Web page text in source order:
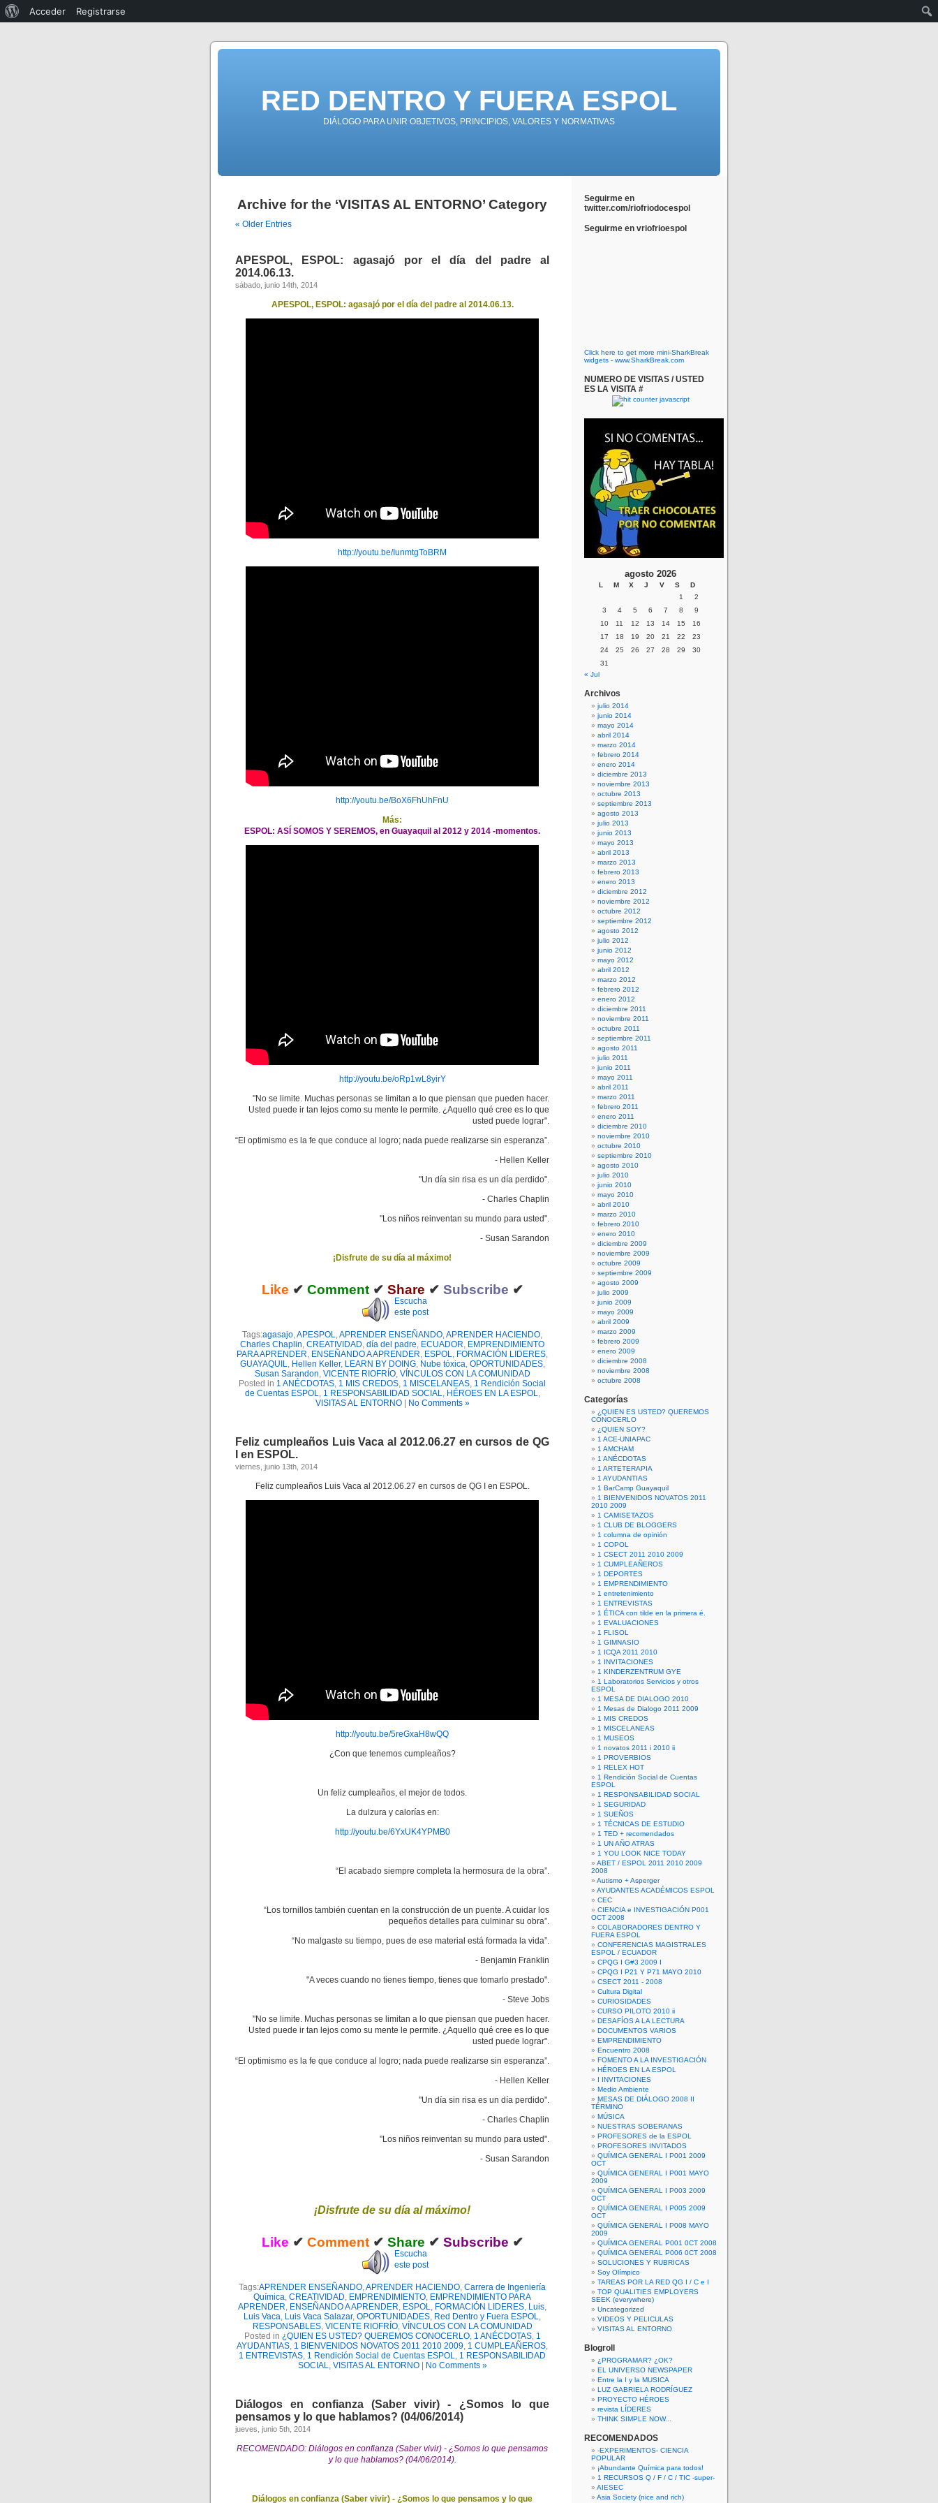
RED DENTRO Y FUERA ESPOL
DIÁLOGO PARA UNIR OBJETIVOS, PRINCIPIOS, VALORES Y NORMATIVAS
Archive for the ‘VISITAS AL ENTORNO’ Category
« Older Entries
APESPOL, ESPOL: agasajó por el día del padre al
2014.06.13.
sábado, junio 14th, 2014
APESPOL, ESPOL: agasajó por el día del padre al 2014.06.13.
http://youtu.be/IunmtgToBRM
http://youtu.be/BoX6FhUhFnU
Más:
ESPOL: ASÍ SOMOS Y SEREMOS, en Guayaquil al 2012 y 2014 -momentos.
http://youtu.be/oRp1wL8yirY
"No se limite. Muchas personas se limitan a lo que piensan que pueden hacer.
Usted puede ir tan lejos como su mente le permite. ¿Aquello qué cree es lo que
usted puede lograr".
“El optimismo es la fe que conduce al logro; nada puede realizarse sin esperanza”.
- Hellen Keller
"Un día sin risa es un día perdido".
- Charles Chaplin
"Los niños reinventan su mundo para usted".
- Susan Sarandon
¡Disfrute de su día al máximo!
Like ✔ Comment✔ Share ✔ Subscribe ✔
Escucha
este post
Tags:agasajo,APESPOL,APRENDER ENSEÑANDO,APRENDER HACIENDO,
Charles Chaplin, CREATIVIDAD, día del padre, ECUADOR, EMPRENDIMIENTO
PARA APRENDER, ENSEÑANDO A APRENDER, ESPOL, FORMACIÓN LIDERES,
GUAYAQUIL, Hellen Keller, LEARN BY DOING, Nube tóxica, OPORTUNIDADES,
Susan Sarandon, VICENTE RIOFRÍO, VÍNCULOS CON LA COMUNIDAD
Posted in 1 ANÉCDOTAS, 1 MIS CREDOS, 1 MISCELANEAS, 1 Rendición Social
de Cuentas ESPOL, 1 RESPONSABILIDAD SOCIAL, HÉROES EN LA ESPOL,
VISITAS AL ENTORNO| No Comments »
Feliz cumpleaños Luis Vaca al 2012.06.27 en cursos de QG
I en ESPOL.
viernes, junio 13th, 2014
Feliz cumpleaños Luis Vaca al 2012.06.27 en cursos de QG I en ESPOL.
http://youtu.be/5reGxaH8wQQ
¿Con que tenemos cumpleaños?
Un feliz cumpleaños, el mejor de todos.
La dulzura y calorías en:
http://youtu.be/6YxUK4YPMB0
“El acabado siempre completa la hermosura de la obra”.
“Los tornillos también cuentan en la construcción de un puente. A cuidar los
pequeños detalles para culminar su obra”.
“No malgaste su tiempo, pues de ese material está formada la vida”.
- Benjamin Franklin
"A veces cuando no tienes tiempo, tienes que tomarlo prestado".
- Steve Jobs
"No se limite. Muchas personas se limitan a lo que piensan que pueden hacer.
Usted puede ir tan lejos como su mente le permite. ¿Aquello qué cree es lo que
usted puede lograr".
“El optimismo es la fe que conduce al logro; nada puede realizarse sin esperanza”.
- Hellen Keller
"Un día sin risa es un día perdido".
- Charles Chaplin
"Los niños reinventan su mundo para usted".
- Susan Sarandon
¡Disfrute de su día al máximo!
Like ✔ Comment✔ Share ✔ Subscribe ✔
Escucha
este post
Tags:APRENDER ENSEÑANDO,APRENDER HACIENDO, Carrera de Ingeniería
Química, CREATIVIDAD, EMPRENDIMIENTO, EMPRENDIMIENTO PARA
APRENDER, ENSEÑANDO A APRENDER, ESPOL, FORMACIÓN LIDERES, Luis,
Luis Vaca, Luis Vaca Salazar, OPORTUNIDADES, Red Dentro y Fuera ESPOL,
RESPONSABLES, VICENTE RIOFRÍO, VÍNCULOS CON LA COMUNIDAD
Posted in ¿QUIEN ES USTED? QUEREMOS CONOCERLO, 1 ANÉCDOTAS, 1
AYUDANTIAS, 1 BIENVENIDOS NOVATOS 2011 2010 2009, 1 CUMPLEAÑEROS,
1 ENTREVISTAS, 1 Rendición Social de Cuentas ESPOL, 1 RESPONSABILIDAD
SOCIAL, VISITAS AL ENTORNO| No Comments »
Diálogos en confianza (Saber vivir) - ¿Somos lo que
pensamos y lo que hablamos? (04/06/2014)
jueves, junio 5th, 2014
RECOMENDADO: Diálogos en confianza (Saber vivir) - ¿Somos lo que pensamos
y lo que hablamos? (04/06/2014).
Diálogos en confianza (Saber vivir) - ¿Somos lo que pensamos y lo que
Seguirme en
twitter.com/riofriodocespol
Seguirme en vriofrioespol
Click here to get more mini-SharkBreak
widgets - www.SharkBreak.com
NUMERO DE VISITAS / USTED
ES LA VISITA #
agosto 2026
L M X J V S
D
1
2
3
4 5 6 7 8
9
10
11 12 13 14 15
16
17
18 19 20 21 22
23
24
25 26 27 28 29
30
31
« Jul
Archivos
julio 2014
junio 2014
mayo 2014
abril 2014
marzo 2014
febrero 2014
enero 2014
diciembre 2013
noviembre 2013
octubre 2013
septiembre 2013
agosto 2013
julio 2013
junio 2013
mayo 2013
abril 2013
marzo 2013
febrero 2013
enero 2013
diciembre 2012
noviembre 2012
octubre 2012
septiembre 2012
agosto 2012
julio 2012
junio 2012
mayo 2012
abril 2012
marzo 2012
febrero 2012
enero 2012
diciembre 2011
noviembre 2011
octubre 2011
septiembre 2011
agosto 2011
julio 2011
junio 2011
mayo 2011
abril 2011
marzo 2011
febrero 2011
enero 2011
diciembre 2010
noviembre 2010
octubre 2010
septiembre 2010
agosto 2010
julio 2010
junio 2010
mayo 2010
abril 2010
marzo 2010
febrero 2010
enero 2010
diciembre 2009
noviembre 2009
octubre 2009
septiembre 2009
agosto 2009
julio 2009
junio 2009
mayo 2009
abril 2009
marzo 2009
febrero 2009
enero 2009
diciembre 2008
noviembre 2008
octubre 2008
Categorías
¿QUIEN ES USTED? QUEREMOS
CONOCERLO
¿QUIEN SOY?
1 ACE-UNIAPAC
1 AMCHAM
1 ANÉCDOTAS
1 ARTETERAPIA
1 AYUDANTIAS
1 BarCamp Guayaquil
1 BIENVENIDOS NOVATOS 2011
2010 2009
1 CAMISETAZOS
1 CLUB DE BLOGGERS
1 columna de opinión
1 COPOL
1 CSECT 2011 2010 2009
1 CUMPLEAÑEROS
1 DEPORTES
1 EMPRENDIMIENTO
1 entretenimiento
1 ENTREVISTAS
1 ÉTICA con tilde en la primera é.
1 EVALUACIONES
1 FLISOL
1 GIMNASIO
1 ICQA 2011 2010
1 INVITACIONES
1 KINDERZENTRUM GYE
1 Laboratorios Servicios y otros
ESPOL
1 MESA DE DIALOGO 2010
1 Mesas de Dialogo 2011 2009
1 MIS CREDOS
1 MISCELANEAS
1 MUSEOS
1 novatos 2011 i 2010 ii
1 PROVERBIOS
1 RELEX HOT
1 Rendición Social de Cuentas
ESPOL
1 RESPONSABILIDAD SOCIAL
1 SEGURIDAD
1 SUEÑOS
1 TÉCNICAS DE ESTUDIO
1 TED + recomendados
1 UN AÑO ATRAS
1 YOU LOOK NICE TODAY
ABET / ESPOL 2011 2010 2009
2008
Autismo + Asperger
AYUDANTES ACADÉMICOS ESPOL
CEC
CIENCIA e INVESTIGACIÓN P001
OCT 2008
COLABORADORES DENTRO Y
FUERA ESPOL
CONFERENCIAS MAGISTRALES
ESPOL / ECUADOR
CPQG I G#3 2009 I
CPQG I P21 Y P71 MAYO 2010
CSECT 2011 - 2008
Cultura Digital
CURIOSIDADES
CURSO PILOTO 2010 ii
DESAFÍOS A LA LECTURA
DOCUMENTOS VARIOS
EMPRENDIMIENTO
Encuentro 2008
FOMENTO A LA INVESTIGACIÓN
HÉROES EN LA ESPOL
I INVITACIONES
Medio Ambiente
MESAS DE DIÁLOGO 2008 II
TÉRMINO
MÚSICA
NUESTRAS SOBERANAS
PROFESORES de la ESPOL
PROFESORES INVITADOS
QUÍMICA GENERAL I P001 2009
OCT
QUÍMICA GENERAL I P001 MAYO
2009
QUÍMICA GENERAL I P003 2009
OCT
QUÍMICA GENERAL I P005 2009
OCT
QUÍMICA GENERAL I P008 MAYO
2009
QUÍMICA GENERAL P001 0CT 2008
QUÍMICA GENERAL P006 0CT 2008
SOLUCIONES Y RUBRICAS
Soy Olímpico
TAREAS POR LA RED QG I / C e I
TOP QUALITIES EMPLOYERS
SEEK (everywhere)
Uncategorized
VIDEOS Y PELICULAS
VISITAS AL ENTORNO
Blogroll
¿PROGRAMAR? ¿OK?
EL UNIVERSO NEWSPAPER
Entre la I y la MUSICA
LUZ GABRIELA RODRÍGUEZ
PROYECTO HÉROES
revista LÍDERES
THINK SIMPLE NOW...
RECOMENDADOS
-EXPERIMENTOS- CIENCIA
POPULAR
¡Abundante Química para todos!
1 RECURSOS Q / F / C / TIC -super-
AIESEC
Asia Society (nice and rich)
Acceder Registrarse